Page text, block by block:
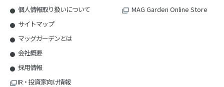
個人情報取り扱いについて
サイトマップ
マッグガーデンとは
会社概要
採用情報
IR・投資家向け情報
MAG Garden Online Store